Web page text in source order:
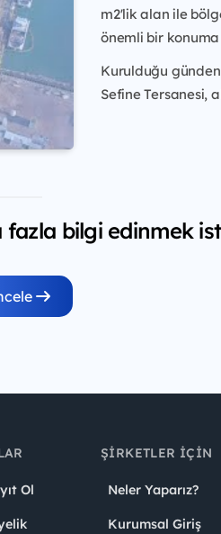
m2'lik alan ile
önemli bir
Kurulduğu
Sefine Tersanesi,
fazla bilgi edinmek
Ol
ŞIRKETLER İÇIN
Neler Yaparız?
Kurumsal Giriş